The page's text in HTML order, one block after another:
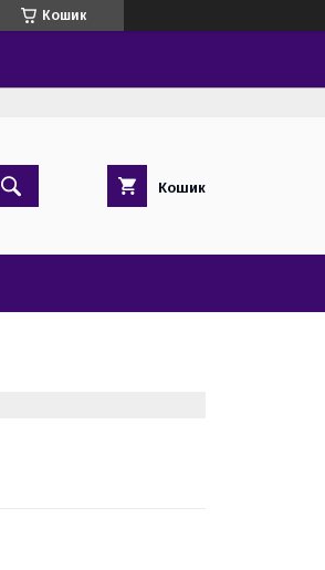
Кошик
Кошик